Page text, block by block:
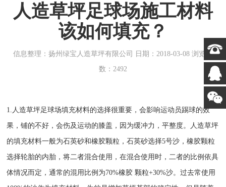
人造草坪足球场施工材料
该如何填充？
信息整理：扬州绿宝人造草坪有限公司 日期：2018-03-08 浏览次
数：2492
1.人造草坪足球场填充材料的选择很重要，会影响运动员踢球的效
果，铺的不好，会伤及运动的膝盖，因为缓冲力，平整度。人造草坪
的填充材料一般为石英砂和橡胶颗粒，石英砂选择5号沙，橡胶颗粒
选择轮胎的内胎，将二者混合使用，在混合使用时，二者的比例依具
体情况而定，通常的混用比例为70%橡胶 颗粒+30%沙。过去常使用